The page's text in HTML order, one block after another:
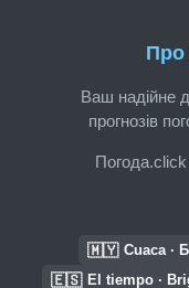
Про
Ваш надійне
прогнозів
🇲🇾 Cuaca ·
🇪🇸 El tiempo ·